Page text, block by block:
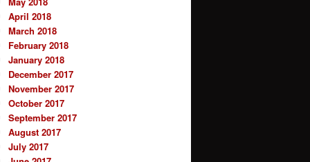
April 2018
March 2018
February 2018
January 2018
December 2017
November 2017
October 2017
September 2017
August 2017
July 2017